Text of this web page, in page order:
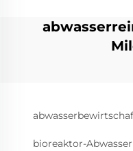
bioreaktor-